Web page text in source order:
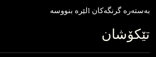
به‌‌‌سته‌‌‌ره‌‌‌ گرنگه‌‌‌کان lلێره‌‌‌ بنووسه
تێکۆشان